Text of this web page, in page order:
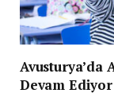
Avusturya’da
Devam Ediyor